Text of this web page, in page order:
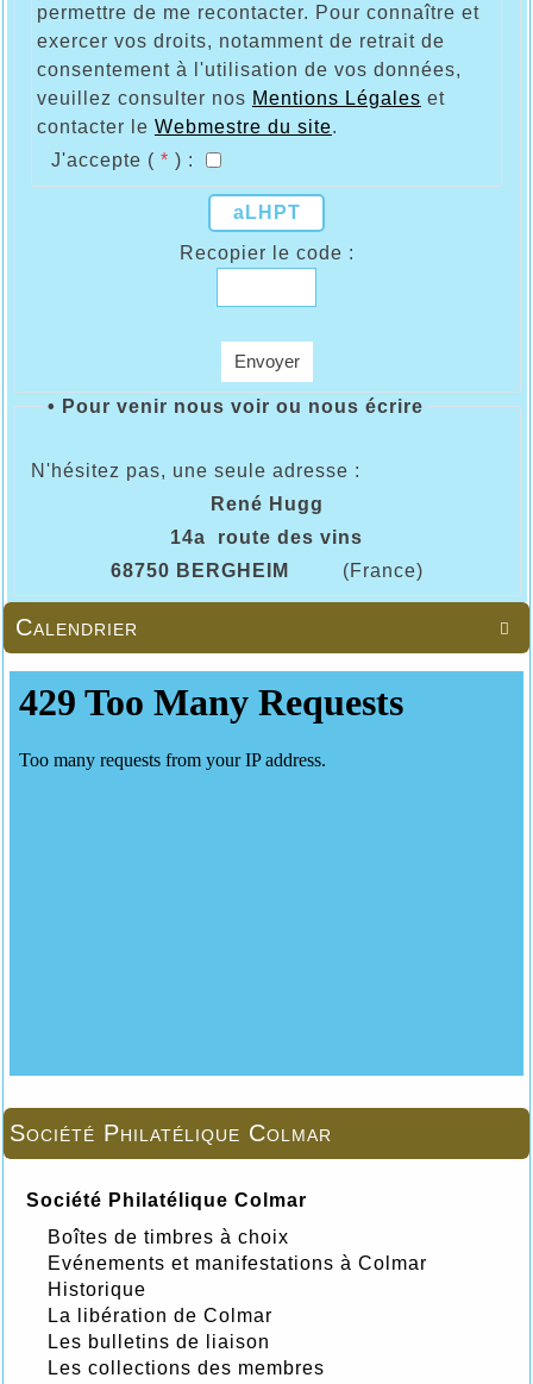

Calendrier
Société Philatélique Colmar
Société Philatélique Colmar
Boîtes de timbres à choix
Evénements et manifestations à Colmar
Historique
La libération de Colmar
Les bulletins de liaison
Les collections des membres
permettre de me recontacter. Pour connaître et
exercer vos droits, notamment de retrait de
consentement à l'utilisation de vos données,
veuillez consulter nos Mentions Légales et
contacter le Webmestre du site.
J'accepte ( *) :
aLHPT
Recopier le code :
Envoyer
• Pour venir nous voir ou nous écrire
N'hésitez pas, une seule adresse :
René Hugg
14a route des vins
68750 BERGHEIM
(France)